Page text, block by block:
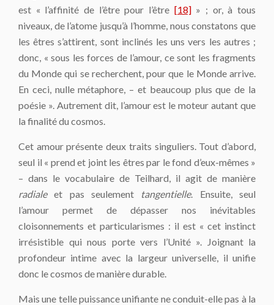
est « l’affinité de l’être pour l’être [18]» ; or, à tous
niveaux, de l’atome jusqu’à l’homme, nous constatons que
les êtres s’attirent, sont inclinés les uns vers les autres ;
donc, « sous les forces de l’amour, ce sont les fragments
du Monde qui se recherchent, pour que le Monde arrive.
En ceci, nulle métaphore, – et beaucoup plus que de la
poésie ». Autrement dit, l’amour est le moteur autant que
la finalité du cosmos.
Cet amour présente deux traits singuliers. Tout d’abord,
seul il « prend et joint les êtres par le fond d’eux-mêmes »
– dans le vocabulaire de Teilhard, il agit de manière
radialeet pas seulement tangentielle. Ensuite, seul
l’amour permet de dépasser nos inévitables
cloisonnements et particularismes : il est « cet instinct
irrésistible qui nous porte vers l’Unité ». Joignant la
profondeur intime avec la largeur universelle, il unifie
donc le cosmos de manière durable.
Mais une telle puissance unifiante ne conduit-elle pas à la